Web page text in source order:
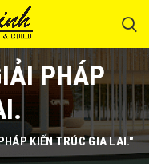
PHÁP
KIẾN TRÚC GIA LAI."